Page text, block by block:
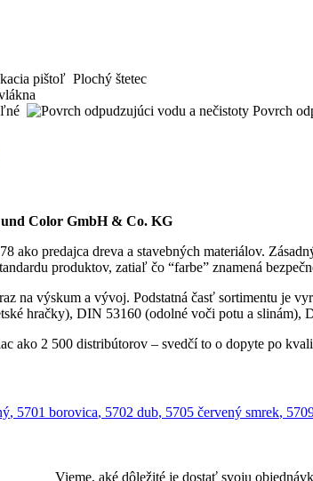
pištoľ Plochý štetec
Povrch
Color GmbH & Co. KG
ako predajca dreva a stavebných materiálov.
produktov, zatiaľ čo “farbe” znamená
na výskum a vývoj. Podstatná časť sortimentu je
hračky), DIN 53160 (odolné voči potu a
ako 2 500 distribútorov – svedčí to o dopyte po
, 5701 borovica, 5702 dub, 5705 červený smrek,
Vieme, aké dôležité je dostať svoju